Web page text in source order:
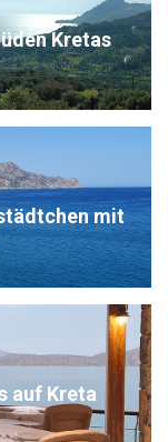
Kretas
mit
auf Kreta